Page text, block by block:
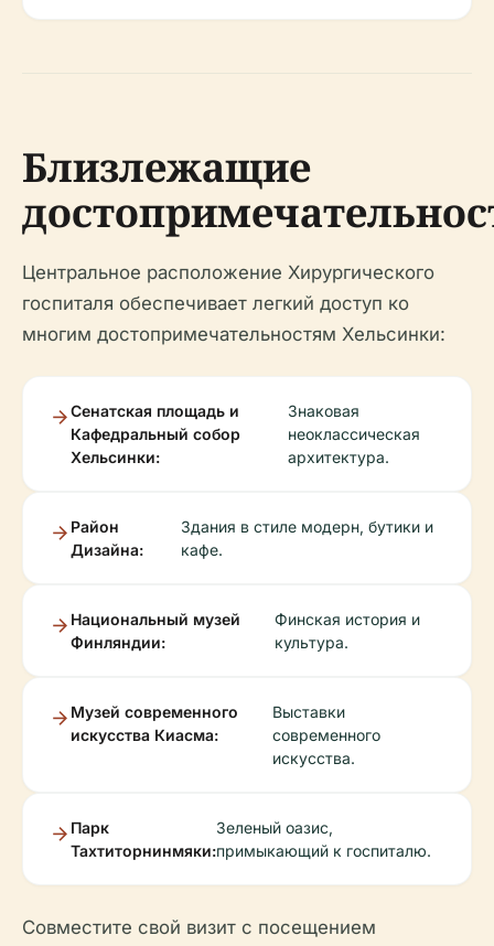
Близлежащие
Центральное расположение Хирургического
госпиталя обеспечивает легкий доступ ко
многим достопримечательностям Хельсинки:
Сенатская площадь и
Кафедральный собор
Хельсинки:
Знаковая
неоклассическая
архитектура.
Район
Дизайна:
Здания в стиле модерн, бутики и
кафе.
Национальный музей
Финляндии:
Финская история и
культура.
Музей современного
искусства Киасма:
Выставки
современного
искусства.
Парк
Тахтиторнинмяки:
Зеленый оазис,
примыкающий к госпиталю.
Совместите свой визит с посещением